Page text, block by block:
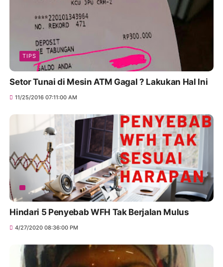
TIPS
Setor Tunai di Mesin ATM Gagal ? Lakukan Hal Ini
11/25/2016 07:11:00 AM
Hindari 5 Penyebab WFH Tak Berjalan Mulus
4/27/2020 08:36:00 PM